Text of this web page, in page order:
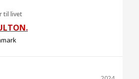
til livet